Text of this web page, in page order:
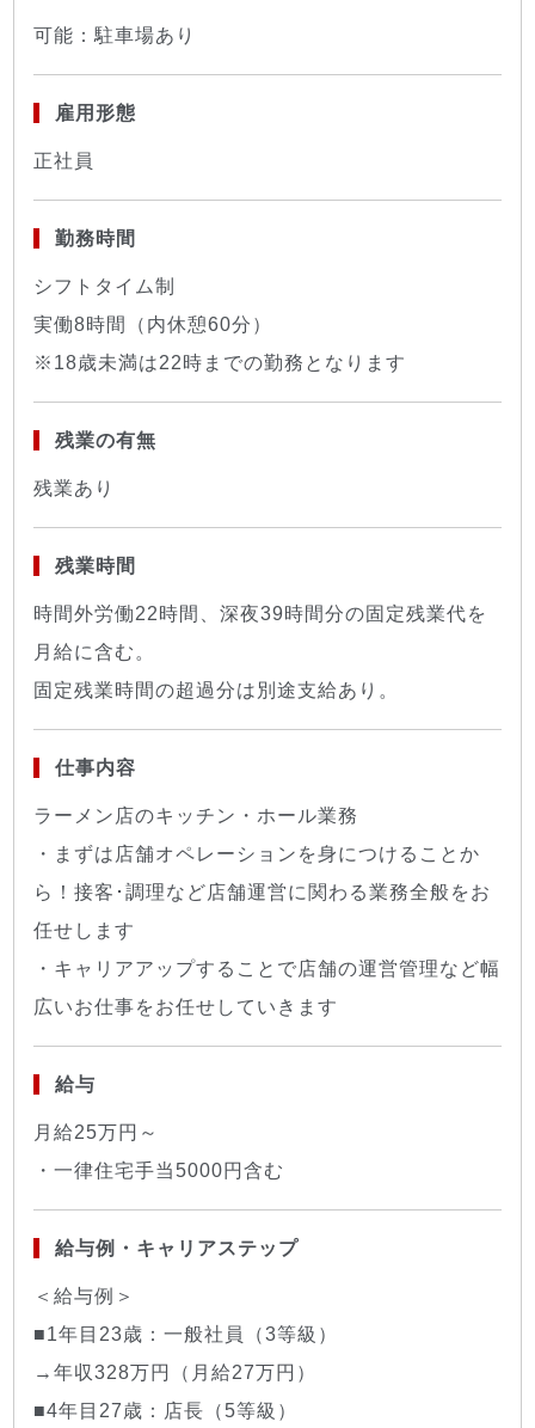
可能：駐車場あり
雇用形態
正社員
勤務時間
シフトタイム制
実働8時間（内休憩60分）
※18歳未満は22時までの勤務となります
残業の有無
残業あり
残業時間
時間外労働22時間、深夜39時間分の固定残業代を
月給に含む。
固定残業時間の超過分は別途支給あり。
仕事内容
ラーメン店のキッチン・ホール業務
・まずは店舗オペレーションを身につけることか
ら！接客･調理など店舗運営に関わる業務全般をお
任せします
・キャリアアップすることで店舗の運営管理など幅
広いお仕事をお任せしていきます
給与
月給25万円～
・一律住宅手当5000円含む
給与例・キャリアステップ
＜給与例＞
■1年目23歳：一般社員（3等級）
→年収328万円（月給27万円）
■4年目27歳：店長（5等級）